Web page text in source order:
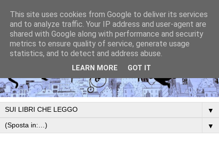
▼
▼
This site uses cookies from Google to deliver its services
and to analyze traffic. Your IP address and user-agent are
shared with Google along with performance and security
metrics to ensure quality of service, generate usage
statistics, and to detect and address abuse.
LEARN MORE GOT IT